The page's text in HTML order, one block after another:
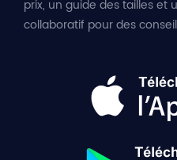
prix, un guide des tailles et
collaboratif pour des